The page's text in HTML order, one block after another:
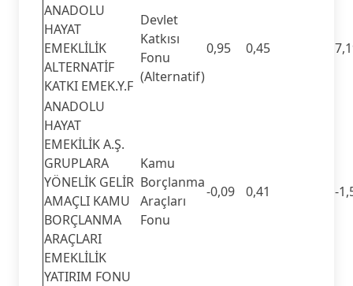
ANADOLU
HAYAT
EMEKLİLİK
ALTERNATİF
KATKI EMEK.Y.F
Devlet
Katkısı
Fonu
(Alternatif)
0,95 0,45
ANADOLU
HAYAT
EMEKİLİK A.Ş.
GRUPLARA
YÖNELİK GELİR
AMAÇLI KAMU
BORÇLANMA
ARAÇLARI
EMEKLİLİK
YATIRIM FONU
Kamu
Borçlanma
Araçları
Fonu
-0,09 0,41 -